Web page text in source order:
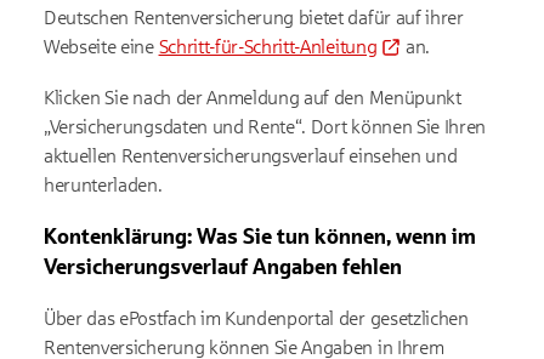
Deutschen Rentenversicherung bietet dafür auf ihrer
Webseite eine Schritt-für-Schritt-Anleitung an.
Klicken Sie nach der Anmeldung auf den Menüpunkt
„Versicherungsdaten und Rente“. Dort können Sie Ihren
aktuellen Rentenversicherungsverlauf einsehen und
herunterladen.
Kontenklärung: Was Sie tun können, wenn im
Versicherungsverlauf Angaben fehlen
Über das ePostfach im Kundenportal der gesetzlichen
Rentenversicherung können Sie Angaben in Ihrem